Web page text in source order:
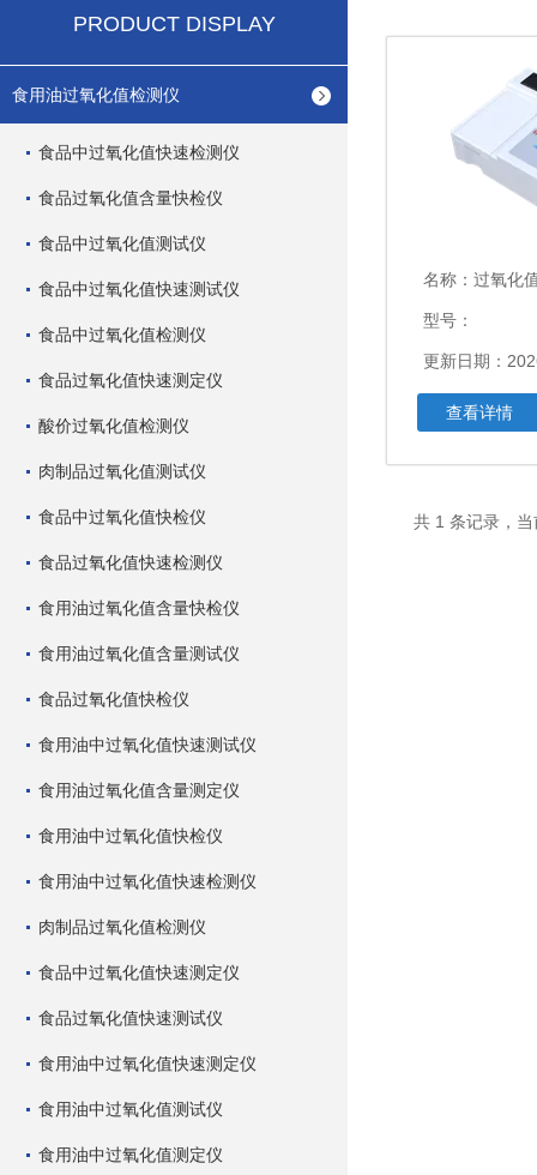
PRODUCT DISPLAY
食用油过氧化值检测仪
食品中过氧化值快速检测仪
食品过氧化值含量快检仪
食品中过氧化值测试仪
食品中过氧化值快速测试仪
食品中过氧化值检测仪
食品过氧化值快速测定仪
酸价过氧化值检测仪
肉制品过氧化值测试仪
食品中过氧化值快检仪
食品过氧化值快速检测仪
食用油过氧化值含量快检仪
食用油过氧化值含量测试仪
食品过氧化值快检仪
食用油中过氧化值快速测试仪
食用油过氧化值含量测定仪
食用油中过氧化值快检仪
食用油中过氧化值快速检测仪
肉制品过氧化值检测仪
食品中过氧化值快速测定仪
食品过氧化值快速测试仪
食用油中过氧化值快速测定仪
食用油中过氧化值测试仪
食用油中过氧化值测定仪
名称： 过氧化
型号：
更新日期：
查看详情
共 1 条记录，